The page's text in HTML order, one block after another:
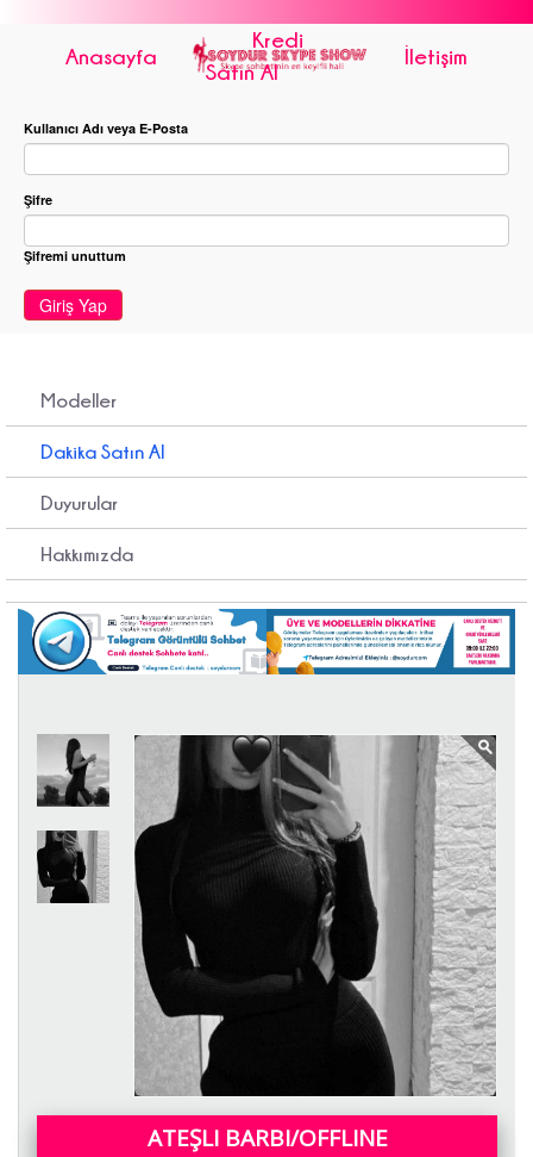
Anasayfa
Kredi
Satın Al
İletişim
Kullanıcı Adı veya E-Posta
Şifre
Şifremi unuttum
Giriş Yap
Modeller
Dakika Satın Al
Duyurular
Hakkımızda
ATEŞLI BARBI/OFFLINE